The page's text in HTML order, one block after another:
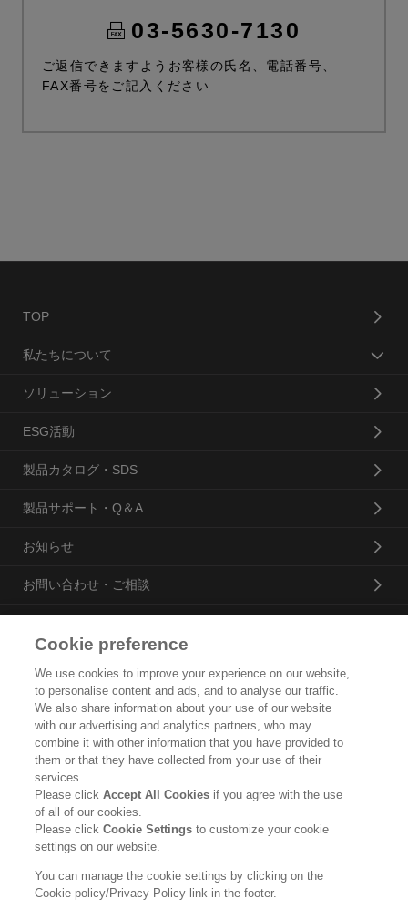
03-5630-7130
ご返信できますようお客様の氏名、電話番号、
FAX番号をご記入ください
TOP
私たちについて
ソリューション
ESG活動
製品カタログ・SDS
製品サポート・Q＆A
お知らせ
お問い合わせ・ご相談
トップ
企業概要・沿革
製品カタログ
個人情報保護方針
ソーシャルメディアポリシー
Cookie preference
We use cookies to improve your experience on our website,
to personalise content and ads, and to analyse our traffic.
We also share information about your use of our website
with our advertising and analytics partners, who may
combine it with other information that you have provided to
them or that they have collected from your use of their
services.
Please clickAccept All Cookies if you agree with the use
of all of our cookies.
Please clickCookie Settingsto customize your cookie
settings on our website.
You can manage the cookie settings by clicking on the
Cookie policy/Privacy Policy link in the footer.